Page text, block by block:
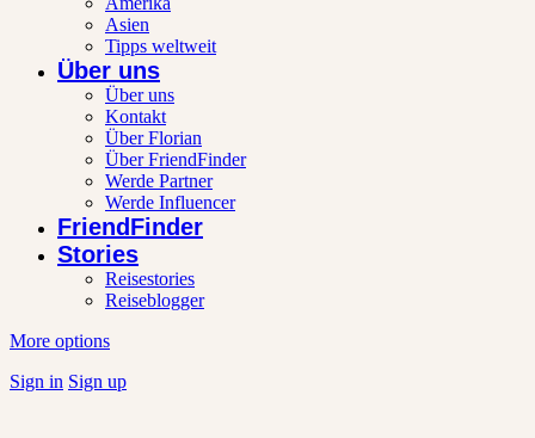
Asien
Tipps weltweit
Über uns
Über uns
Kontakt
Über Florian
Über FriendFinder
Werde Partner
Werde Influencer
FriendFinder
Stories
Reisestories
Reiseblogger
More options
Sign in Sign up